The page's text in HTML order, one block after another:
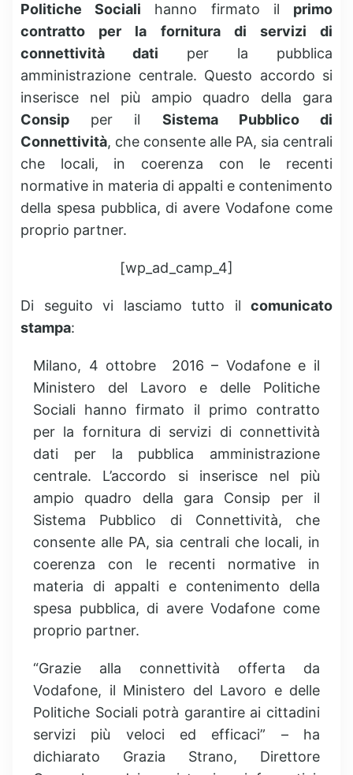
Politiche Sociali hanno firmato il primo
contratto per la fornitura di servizi di
connettività dati per la pubblica
amministrazione centrale. Questo accordo si
inserisce nel più ampio quadro della gara
Consip per il Sistema Pubblico di
Connettività, che consente alle PA, sia centrali
che locali, in coerenza con le recenti
normative in materia di appalti e contenimento
della spesa pubblica, di avere Vodafone come
proprio partner.
[wp_ad_camp_4]
Di seguito vi lasciamo tutto il comunicato
stampa:
Milano, 4 ottobre 2016 – Vodafone e il
Ministero del Lavoro e delle Politiche
Sociali hanno firmato il primo contratto
per la fornitura di servizi di connettività
dati per la pubblica amministrazione
centrale. L’accordo si inserisce nel più
ampio quadro della gara Consip per il
Sistema Pubblico di Connettività, che
consente alle PA, sia centrali che locali, in
coerenza con le recenti normative in
materia di appalti e contenimento della
spesa pubblica, di avere Vodafone come
proprio partner.
“Grazie alla connettività offerta da
Vodafone, il Ministero del Lavoro e delle
Politiche Sociali potrà garantire ai cittadini
servizi più veloci ed efficaci” – ha
dichiarato Grazia Strano, Direttore